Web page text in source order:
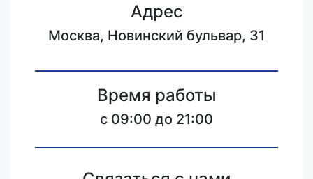
Адрес
Москва, Новинский бульвар, 31
Время работы
c 09:00 до 21:00